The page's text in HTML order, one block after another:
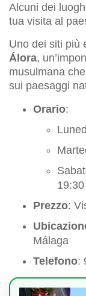
Alcuni dei
tua visita al
Uno dei siti più
Álora,
musulmana
sui paesaggi
Orario:
19:30
Prezzo:
Málaga
Telefono: